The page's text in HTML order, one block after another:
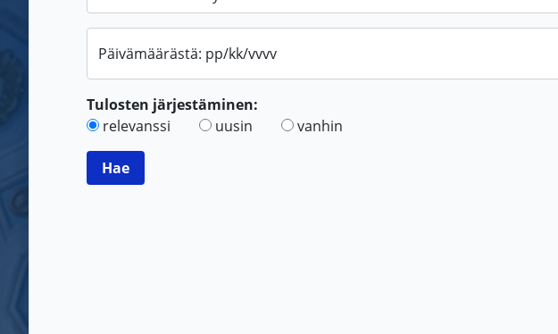
Päivämäärästä: pp/kk/vvvv
Tulosten järjestäminen:
relevanssi
uusin vanhin